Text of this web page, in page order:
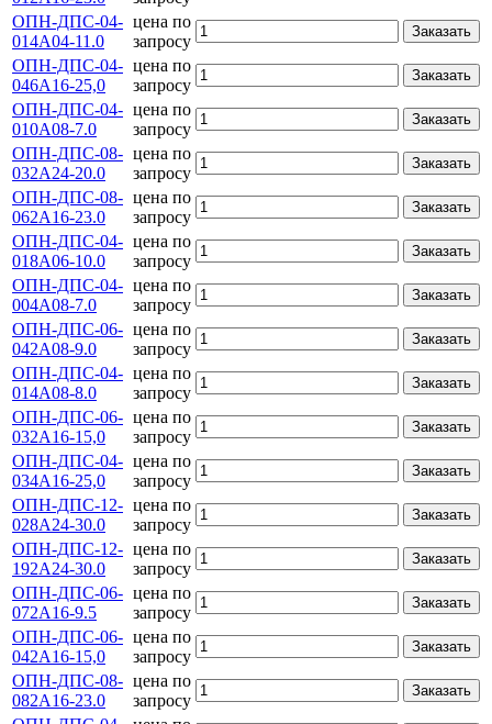
ОПН-ДПС-04-
014А04-11.0
цена по
запросу
Заказать
ОПН-ДПС-04-
046А16-25,0
цена по
запросу
Заказать
ОПН-ДПС-04-
010А08-7.0
цена по
запросу
Заказать
ОПН-ДПС-08-
032А24-20.0
цена по
запросу
Заказать
ОПН-ДПС-08-
062А16-23.0
цена по
запросу
Заказать
ОПН-ДПС-04-
018А06-10.0
цена по
запросу
Заказать
ОПН-ДПС-04-
004А08-7.0
цена по
запросу
Заказать
ОПН-ДПС-06-
042А08-9.0
цена по
запросу
Заказать
ОПН-ДПС-04-
014А08-8.0
цена по
запросу
Заказать
ОПН-ДПС-06-
032А16-15,0
цена по
запросу
Заказать
ОПН-ДПС-04-
034А16-25,0
цена по
запросу
Заказать
ОПН-ДПС-12-
028А24-30.0
цена по
запросу
Заказать
ОПН-ДПС-12-
192А24-30.0
цена по
запросу
Заказать
ОПН-ДПС-06-
072А16-9.5
цена по
запросу
Заказать
ОПН-ДПС-06-
042А16-15,0
цена по
запросу
Заказать
ОПН-ДПС-08-
082А16-23.0
цена по
запросу
Заказать